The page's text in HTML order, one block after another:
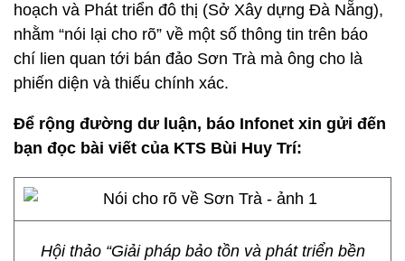
hoạch và Phát triển đô thị (Sở Xây dựng Đà Nẵng),
nhằm “nói lại cho rõ” về một số thông tin trên báo
chí lien quan tới bán đảo Sơn Trà mà ông cho là
phiến diện và thiếu chính xác.
Để rộng đường dư luận, báo Infonet xin gửi đến
bạn đọc bài viết của KTS Bùi Huy Trí:
Hội thảo “Giải pháp bảo tồn và phát triển bền